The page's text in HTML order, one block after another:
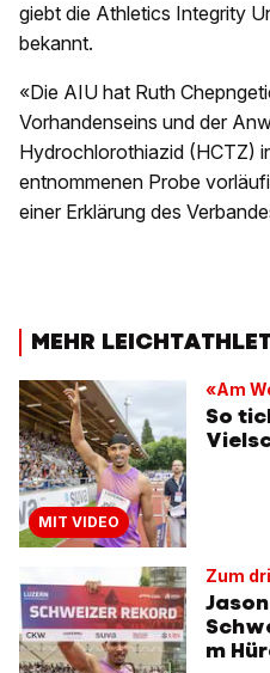
giebt die Athletics Integrity
bekannt.
«Die AIU hat Ruth
Vorhandenseins und der
Hydrochlorothiazid (HCTZ)
entnommenen Probe
einer Erklärung des
MEHR
MIT VIDEO
«Am
So
Zum
m